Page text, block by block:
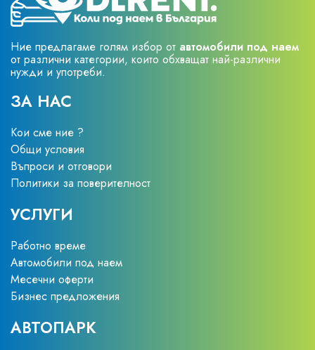
Ние предлагаме голям избор от автомобили под наем
от различни категории, които обхващат най-различни
нужди и употреби.
ЗА НАС
Кои сме ние ?
Общи условия
Въпроси и отговори
Политики за поверителност
УСЛУГИ
Работно време
Автомобили под наем
Месечни оферти
Бизнес предложения
АВТОПАРК